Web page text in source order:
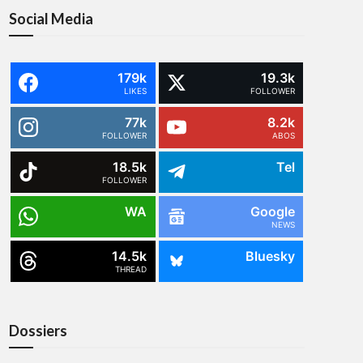
Social Media
179k
LIKES
19.3k
FOLLOWER
77k
FOLLOWER
8.2k
ABOS
18.5k
FOLLOWER
Tel
WA Google
NEWS
14.5k
THREAD
Bluesky
Dossiers